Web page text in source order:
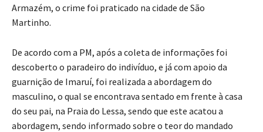
Armazém, o crime foi praticado na cidade de São
Martinho.
De acordo com a PM, após a coleta de informações foi
descoberto o paradeiro do indivíduo, e já com apoio da
guarnição de Imaruí, foi realizada a abordagem do
masculino, o qual se encontrava sentado em frente à casa
do seu pai, na Praia do Lessa, sendo que este acatou a
abordagem, sendo informado sobre o teor do mandado